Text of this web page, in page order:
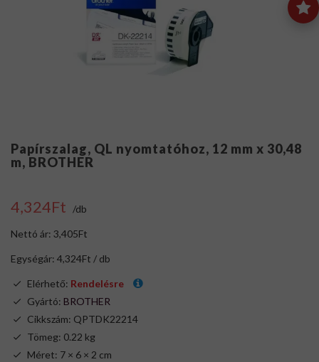
Papírszalag, QL nyomtatóhoz, 12 mm x 30,48
m, BROTHER
4,324Ft /db
Nettó ár: 3,405Ft
Egységár: 4,324Ft / db
Elérhető: Rendelésre
Gyártó: BROTHER
Cikkszám: QPTDK22214
Tömeg: 0.22 kg
Méret: 7 × 6 × 2 cm